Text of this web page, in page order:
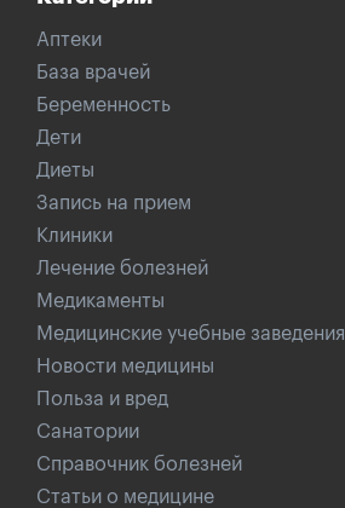
Аптеки
База врачей
Беременность
Дети
Диеты
Запись на прием
Клиники
Лечение болезней
Медикаменты
Медицинские учебные заведения
Новости медицины
Польза и вред
Санатории
Справочник болезней
Статьи о медицине